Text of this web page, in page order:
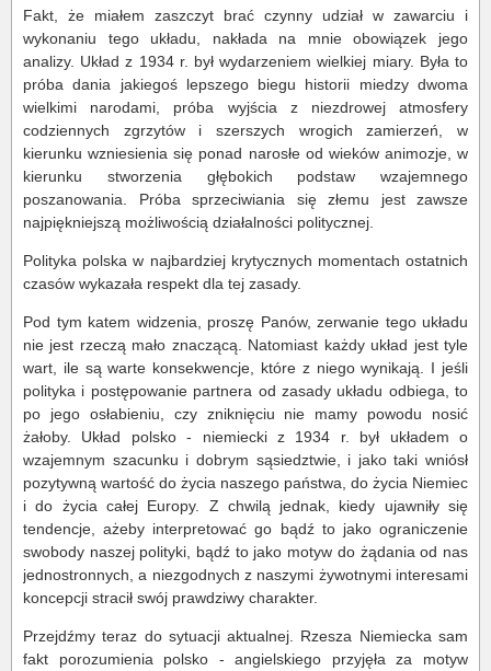
Fakt, że miałem zaszczyt brać czynny udział w zawarciu i
wykonaniu tego układu, nakłada na mnie obowiązek jego
analizy. Układ z 1934 r. był wydarzeniem wielkiej miary. Była to
próba dania jakiegoś lepszego biegu historii miedzy dwoma
wielkimi narodami, próba wyjścia z niezdrowej atmosfery
codziennych zgrzytów i szerszych wrogich zamierzeń, w
kierunku wzniesienia się ponad narosłe od wieków animozje, w
kierunku stworzenia głębokich podstaw wzajemnego
poszanowania. Próba sprzeciwiania się złemu jest zawsze
najpiękniejszą możliwością działalności politycznej.
Polityka polska w najbardziej krytycznych momentach ostatnich
czasów wykazała respekt dla tej zasady.
Pod tym katem widzenia, proszę Panów, zerwanie tego układu
nie jest rzeczą mało znaczącą. Natomiast każdy układ jest tyle
wart, ile są warte konsekwencje, które z niego wynikają. I jeśli
polityka i postępowanie partnera od zasady układu odbiega, to
po jego osłabieniu, czy zniknięciu nie mamy powodu nosić
żałoby. Układ polsko - niemiecki z 1934 r. był układem o
wzajemnym szacunku i dobrym sąsiedztwie, i jako taki wniósł
pozytywną wartość do życia naszego państwa, do życia Niemiec
i do życia całej Europy. Z chwilą jednak, kiedy ujawniły się
tendencje, ażeby interpretować go bądź to jako ograniczenie
swobody naszej polityki, bądź to jako motyw do żądania od nas
jednostronnych, a niezgodnych z naszymi żywotnymi interesami
koncepcji stracił swój prawdziwy charakter.
Przejdźmy teraz do sytuacji aktualnej. Rzesza Niemiecka sam
fakt porozumienia polsko - angielskiego przyjęła za motyw